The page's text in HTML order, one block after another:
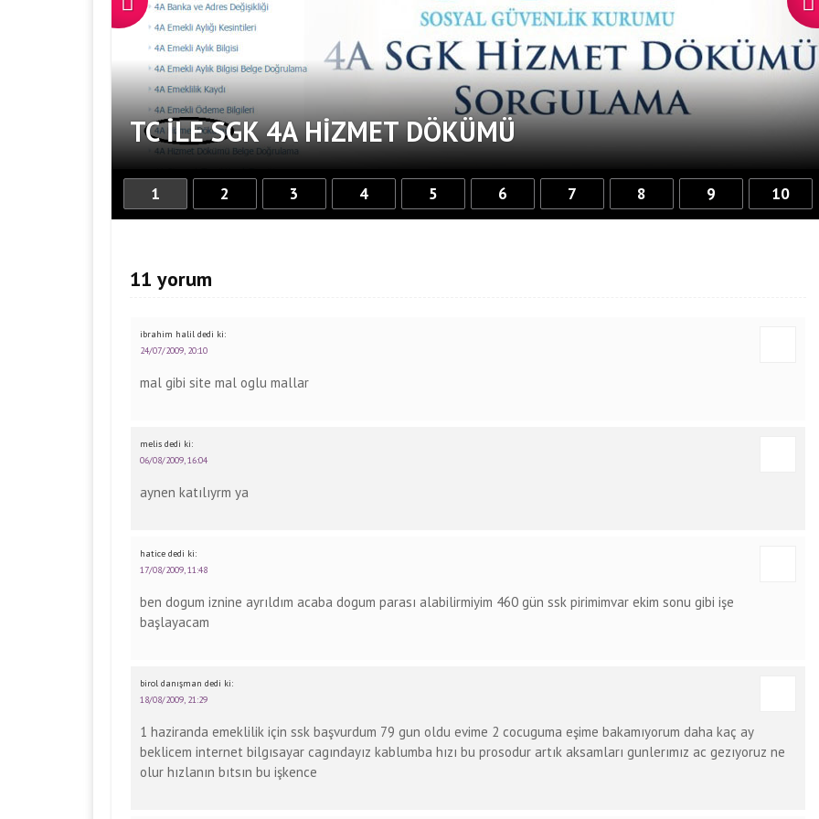
TC ILE SGK 4A HIZMET DÖKÜMÜ
1 2 3 4 5 6 7 8 9 10
11 yorum
ibrahim halil dedi ki:
24/07/2009, 20:10
mal gibi site mal oglu mallar
melis dedi ki:
06/08/2009, 16:04
aynen katılıyrm ya
hatice dedi ki:
17/08/2009, 11:48
ben dogum iznine ayrıldım acaba dogum parası alabilirmiyim 460 gün ssk pirimimvar ekim sonu gibi işe
başlayacam
birol danışman dedi ki:
18/08/2009, 21:29
1 haziranda emeklilik için ssk başvurdum 79 gun oldu evime 2 cocuguma eşime bakamıyorum daha kaç ay
beklicem internet bilgısayar cagındayız kablumba hızı bu prosodur artık aksamları gunlerımız ac gezıyoruz ne
olur hızlanın bıtsın bu işkence